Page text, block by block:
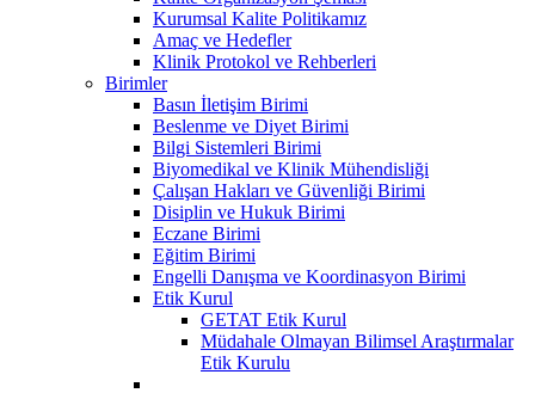
Kurumsal Kalite Politikamız
Amaç ve Hedefler
Klinik Protokol ve Rehberleri
Birimler
Basın İletişim Birimi
Beslenme ve Diyet Birimi
Bilgi Sistemleri Birimi
Biyomedikal ve Klinik Mühendisliği
Çalışan Hakları ve Güvenliği Birimi
Disiplin ve Hukuk Birimi
Eczane Birimi
Eğitim Birimi
Engelli Danışma ve Koordinasyon Birimi
Etik Kurul
GETAT Etik Kurul
Müdahale Olmayan Bilimsel Araştırmalar
Etik Kurulu